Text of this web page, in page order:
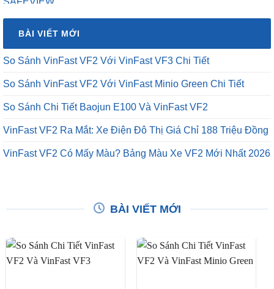
₫16,500,000.là:
BÀI VIẾT MỚI
So Sánh VinFast VF2 Với VinFast VF3 Chi Tiết
So Sánh VinFast VF2 Với VinFast Minio Green Chi Tiết
So Sánh Chi Tiết Baojun E100 Và VinFast VF2
VinFast VF2 Ra Mắt: Xe Điện Đô Thị Giá Chỉ 188 Triệu Đồng
VinFast VF2 Có Mấy Màu? Bảng Màu Xe VF2 Mới Nhất 2026
BÀI VIẾT MỚI